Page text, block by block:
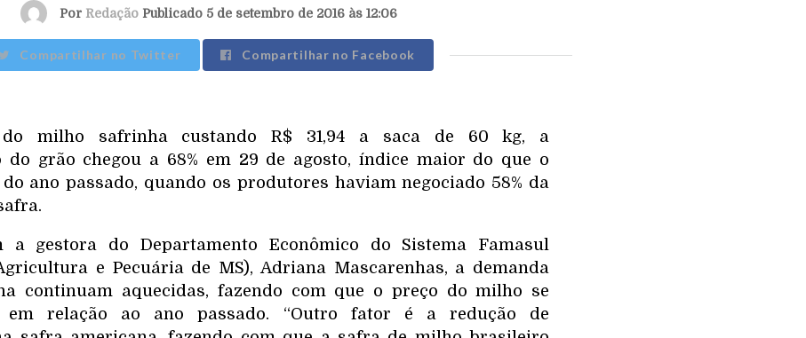
Por Redação Publicado 5 de setembro de 2016 às 12:06
Compartilhar no Twitter Compartilhar no Facebook
milho safrinha custando R$ 31,94 a saca de 60 kg, a
do grão chegou a 68% em 29 de agosto, índice maior do que o
ano passado, quando os produtores haviam negociado 58% da
a gestora do Departamento Econômico do Sistema Famasul
e Pecuária de MS), Adriana Mascarenhas, a demanda
continuam aquecidas, fazendo com que o preço do milho se
em relação ao ano passado. “Outro fator é a redução de